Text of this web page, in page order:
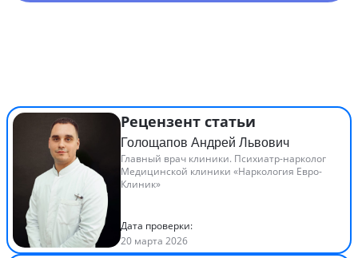
Рецензент статьи
Голощапов Андрей Львович
Главный врач клиники. Психиатр-нарколог
Медицинской клиники «Наркология Евро-
Клиник»
Дата проверки:
20 марта 2026